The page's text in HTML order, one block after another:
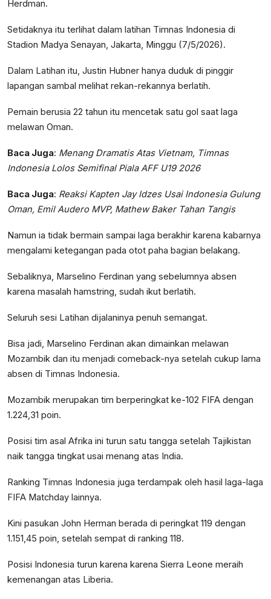
Herdman.
Setidaknya itu terlihat dalam latihan Timnas Indonesia di
Stadion Madya Senayan, Jakarta, Minggu (7/5/2026).
Dalam Latihan itu, Justin Hubner hanya duduk di pinggir
lapangan sambal melihat rekan-rekannya berlatih.
Pemain berusia 22 tahun itu mencetak satu gol saat laga
melawan Oman.
Baca Juga: Menang Dramatis Atas Vietnam, Timnas
Indonesia Lolos Semifinal Piala AFF U19 2026
Baca Juga: Reaksi Kapten Jay Idzes Usai Indonesia Gulung
Oman, Emil Audero MVP, Mathew Baker Tahan Tangis
Namun ia tidak bermain sampai laga berakhir karena kabarnya
mengalami ketegangan pada otot paha bagian belakang.
Sebaliknya, Marselino Ferdinan yang sebelumnya absen
karena masalah hamstring, sudah ikut berlatih.
Seluruh sesi Latihan dijalaninya penuh semangat.
Bisa jadi, Marselino Ferdinan akan dimainkan melawan
Mozambik dan itu menjadi comeback-nya setelah cukup lama
absen di Timnas Indonesia.
Mozambik merupakan tim berperingkat ke-102 FIFA dengan
1.224,31 poin.
Posisi tim asal Afrika ini turun satu tangga setelah Tajikistan
naik tangga tingkat usai menang atas India.
Ranking Timnas Indonesia juga terdampak oleh hasil laga-laga
FIFA Matchday lainnya.
Kini pasukan John Herman berada di peringkat 119 dengan
1.151,45 poin, setelah sempat di ranking 118.
Posisi Indonesia turun karena karena Sierra Leone meraih
kemenangan atas Liberia.